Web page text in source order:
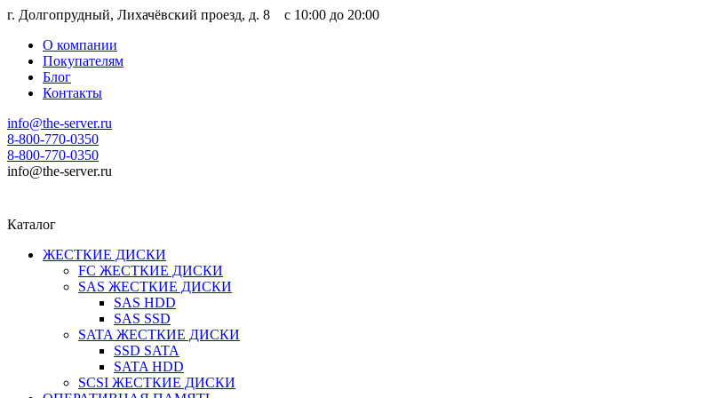
г. Долгопрудный, Лихачёвский проезд, д. 8 c 10:00 до 20:00
О компании
Покупателям
Блог
Контакты
info@the-server.ru
8-800-770-0350
8-800-770-0350
info@the-server.ru
Каталог
ЖЕСТКИЕ ДИСКИ
FC ЖЕСТКИЕ ДИСКИ
SAS ЖЕСТКИЕ ДИСКИ
SAS HDD
SAS SSD
SATA ЖЕСТКИЕ ДИСКИ
SSD SATA
SATA HDD
SCSI ЖЕСТКИЕ ДИСКИ